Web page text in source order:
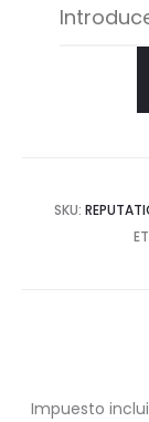
SKU:
Impuesto